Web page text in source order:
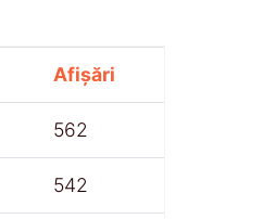
Afișări
562
542